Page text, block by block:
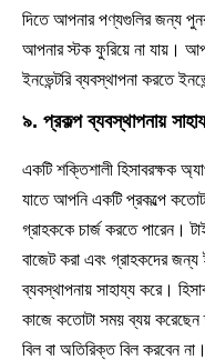
দিতে আপনার পণ্যগুলির জন্য
আপনার স্টক ফুরিয়ে না যায়।
ইনভেন্টরি ব্যবস্থাপনা করতে
৯. প্রকল্প ব্যবস্থাপনায়
একটি শক্তিশালী হিসাবরক্ষক
যাতে আপনি একটি প্রকল্পে
গ্রাহককে চার্জ করতে পারেন।
বাজেট করা এবং গ্রাহকদের
ব্যবস্থাপনায় সাহায্য করে।
কাজে কতোটা সময় ব্যয় করেছেন
বিল বা অতিরিক্ত বিল করবেন